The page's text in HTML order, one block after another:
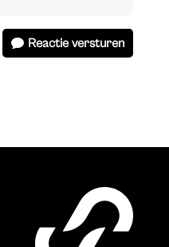
Reactie versturen